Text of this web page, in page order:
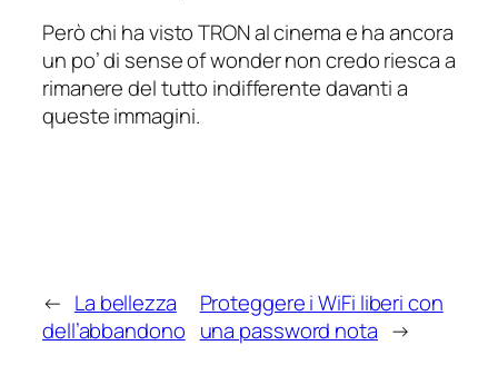
Però chi ha visto TRON al cinema e ha ancora
un po’ di sense of wondernon credo riesca a
rimanere del tutto indifferente davanti a
queste immagini.
← La bellezza
dell’abbandono
Proteggere i WiFi liberi con
una password nota →